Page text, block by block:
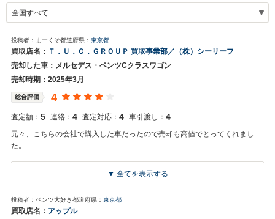
投稿者：まーくそ都道府県： 東京都
買取店名： Ｔ．Ｕ．Ｃ．ＧＲＯＵＰ 買取事業部／（株）シーリーフ
売却した車：メルセデス・ベンツCクラスワゴン
売却時期：2025年3月
総合評価 4
査定額： 5 連絡： 4 査定対応： 4 車引渡し： 4
元々、こちらの会社で購入した車だったので売却も高値でとってくれまし
た。
れ程の高評価を頂きました事は、買取冥利に尽きます。 まだまだ精進
致しますので、これからも末永いお付き合いを心よりお願い申し上げ
▼ 全てを表示する
投稿者：ベンツ大好き都道府県： 東京都
買取店名： アップル